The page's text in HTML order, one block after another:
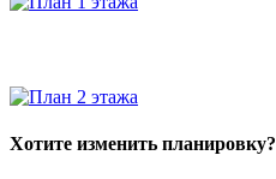
Хотите изменить планировку?